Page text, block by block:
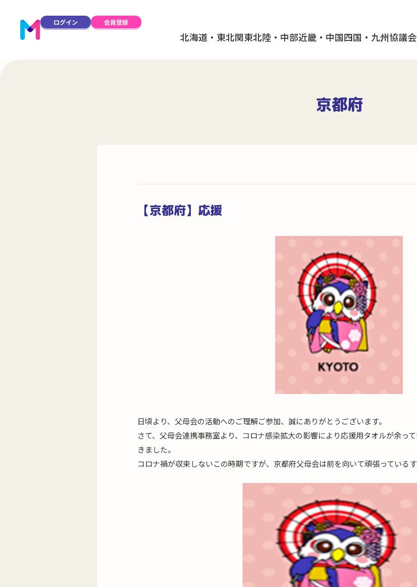
ログイン 会員登録
北海道・東北関東北陸・中部近畿・中国四国・九州協議会
京都府
【京都府】応援
日頃より、父母会の活動へのご理解ご参加、誠にありがとうございます。
さて、父母会連携事務室より、コロナ感染拡大の影響により応援用タオルが余っ
きました。
コロナ禍が収束しないこの時期ですが、京都府父母会は前を向いて頑張っている